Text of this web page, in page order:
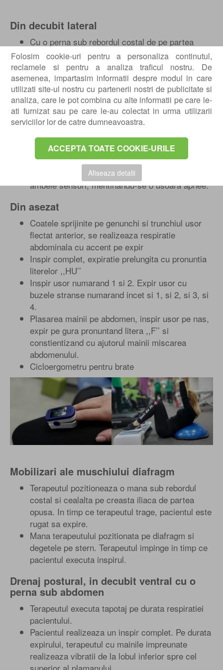
Folosim cookie-uri pentru a personaliza continutul,
reclamele si pentru a analiza traficul nostru. De
asemenea, impartasim informatii despre modul in care
utilizati site-ul nostru cu partenerii nostri de publicitate si
analiza, care le pot combina cu alte informatii pe care le-
ati furnizat sau pe care le-au colectat in urma utilizarii
serviciilor lor de catre dumneavoastra.
ACCEPTA TOATE COOKIE-URILE
Afiseaza detalii
Din decubit lateral
Cu o perna sub rebordul costal de pe partea
dreapta, capul pozitionat mai jos si mana stanga
deasupra capului, se executa inspir timp de 3
secunde si expir timp de 4 secunde
Perna sub cap, pacientul executa inspir si expir,
in timp ce fizioterapeutul plaseaza mana in
spatiul costo-iliac de partea hemidiafragmului
care este lucrat si impinge inauntru si in sus
cand pacientul realizeaza expirul.
Mana a kinetoterapeutului pe coaste si una pe
creasta iliaca. Pacientul executa un expir fortat,
in timp ce terapeutul impinge cu mainile in
ambele sensuri, mentinandu-se o usoara apnee.
Din asezat
Coatele sprijinite pe genunchi si trunchiul usor
flectat anterior, se realizeaza respiratie
abdominala cu accent pe expir
Inspir complet, expiratie prelungita cu pronuntia
literelor ,,HU’’
Inspir usor numarand 1 si 2. Expir usor cu
buzele stranse numarand incet si 1, si 2, si 3, si
4.
Plasarea mainii pe abdomen, inspir usor pe nas,
expir pe gura pronuntand litera ,,F’’ si
constientizand cu ajutorul mainii miscarea
abdomenului.
Cicloergometru pentru brate
Mobilizari ale muschiului diafragm
Terapeutul pozitioneaza o mana sub rebordul
costal si cealalta pe creasta iliaca de partea
opusa. In timp ce terapeutul trage, pacientul este
rugat sa expire.
Mana terapeutului pozitionata pe diafragm si
degetele pe stern. Terapeutul impinge in timp ce
pacientul executa inspirul.
Drenaj postural, in decubit ventral cu o
perna sub abdomen
Terapeutul executa tapotaj pe durata respiratiei
pacientului.
Pacientul realizeaza un inspir complet. Pe durata
expirului, terapeutul cu mainile impreunate
realizeaza vibratii de la lobul inferior spre cel